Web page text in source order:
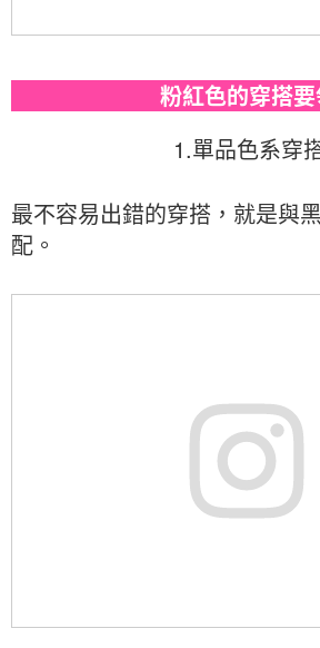
粉紅色的穿搭
1.單品色系穿
最不容易出錯的穿搭，就是與
配。